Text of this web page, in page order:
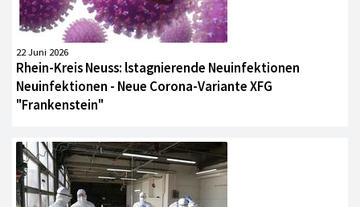
22 Juni 2026
Rhein-Kreis Neuss: lstagnierende Neuinfektionen
Neuinfektionen - Neue Corona-Variante XFG
"Frankenstein"